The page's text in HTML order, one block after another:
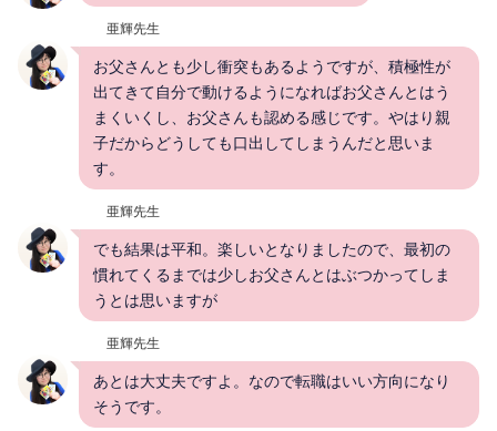
亜輝先生
お父さんとも少し衝突もあるようですが、積極性が
出てきて自分で動けるようになればお父さんとはう
まくいくし、お父さんも認める感じです。やはり親
子だからどうしても口出してしまうんだと思いま
す。
亜輝先生
でも結果は平和。楽しいとなりましたので、最初の
慣れてくるまでは少しお父さんとはぶつかってしま
うとは思いますが
亜輝先生
あとは大丈夫ですよ。なので転職はいい方向になり
そうです。